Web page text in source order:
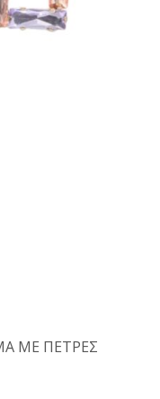
ΜΕ ΠΕΤΡΕΣ